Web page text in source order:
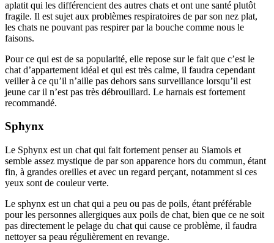
aplatit qui les différencient des autres chats et ont une santé plutôt
fragile. Il est sujet aux problèmes respiratoires de par son nez plat,
les chats ne pouvant pas respirer par la bouche comme nous le
faisons.
Pour ce qui est de sa popularité, elle repose sur le fait que c’est le
chat d’appartement idéal et qui est très calme, il faudra cependant
veiller à ce qu’il n’aille pas dehors sans surveillance lorsqu’il est
jeune car il n’est pas très débrouillard. Le harnais est fortement
recommandé.
Sphynx
Le Sphynx est un chat qui fait fortement penser au Siamois et
semble assez mystique de par son apparence hors du commun, étant
fin, à grandes oreilles et avec un regard perçant, notamment si ces
yeux sont de couleur verte.
Le sphynx est un chat qui a peu ou pas de poils, étant préférable
pour les personnes allergiques aux poils de chat, bien que ce ne soit
pas directement le pelage du chat qui cause ce problème, il faudra
nettoyer sa peau régulièrement en revange.